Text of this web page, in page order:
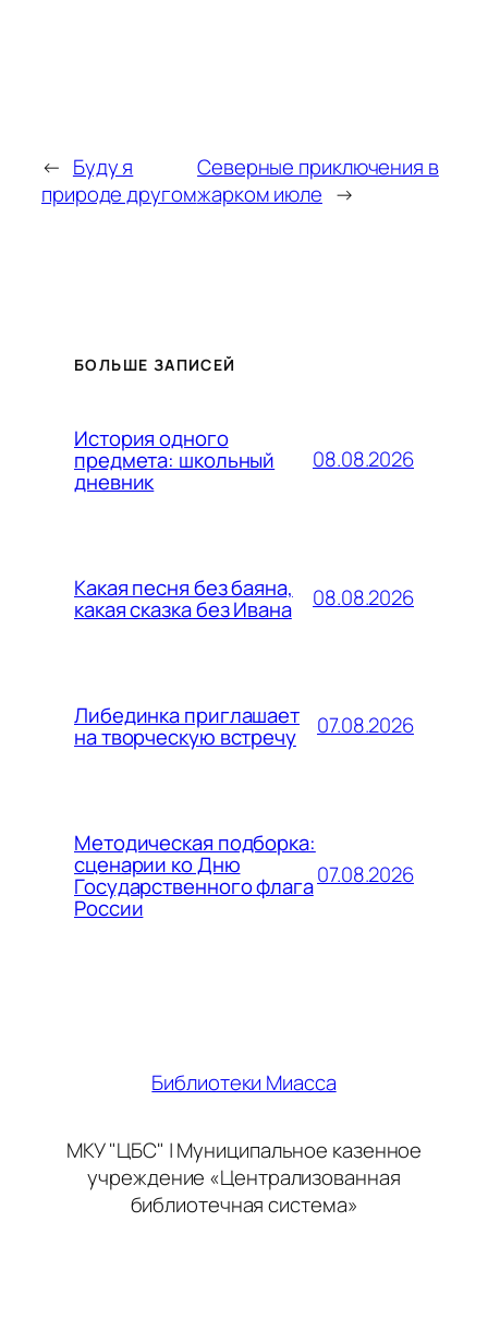
← Буду я
природе другом
Северные приключения в
жарком июле →
БОЛЬШЕ ЗАПИСЕЙ
История одного
предмета: школьный
дневник
08.08.2026
Какая песня без баяна,
какая сказка без Ивана 08.08.2026
Либединка приглашает
на творческую встречу 07.08.2026
Методическая подборка:
сценарии ко Дню
Государственного флага
России
07.08.2026
Библиотеки Миасса
МКУ "ЦБС" | Муниципальное казенное
учреждение «Централизованная
библиотечная система»